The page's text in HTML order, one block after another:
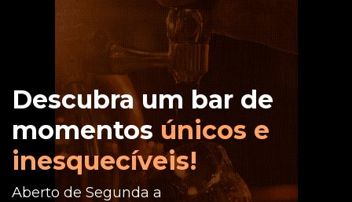
Descubra um bar de
momentos únicos e
inesquecíveis!
Aberto de Segunda a